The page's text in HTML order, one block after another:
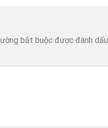
bắt buộc được đánh dấu